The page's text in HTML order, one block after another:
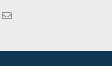
E-posta